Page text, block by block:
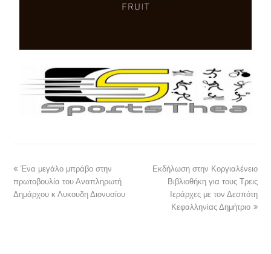
Ένα μεγάλο μπράβο στην
πρωτοβουλία του Αναπληρωτή
Δημάρχου κ Λυκουδη Διονυσίου
Εκδήλωση στην Κοργιαλένειο
Βιβλιοθήκη για τους Τρεις
Ιεράρχες με τον Δεσπότη
Κεφαλληνίας Δημήτριο